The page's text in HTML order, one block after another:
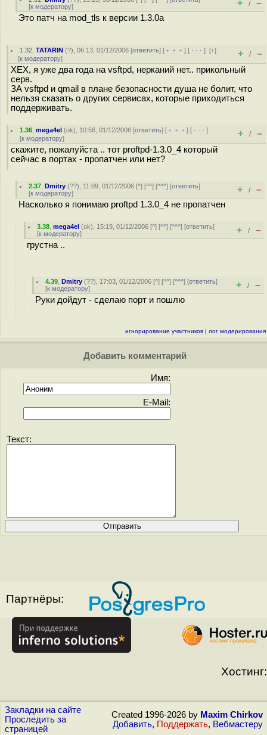
[к модератору] + / –
Это патч на mod_tls к версии 1.3.0a
1.32 ,TATARIN (?), 06:13, 01/12/2006 [ответить] [ ﹢﹢﹢] [ · · ·][↑]
[к модератору] + / –
ХЕХ, я уже два года на vsftpd, нерканий нет.. прикольный
серв.
ЗА vsftpd и qmail в плане безопасности душа не болит, что
нельзя сказать о других сервисах, которые приходиться
поддерживать.
1.36 ,mega4el (ok), 10:56, 01/12/2006 [ответить] [ ﹢﹢﹢] [ · · ·]
[к модератору] + / –
скажите, пожалуйста .. тот proftpd-1.3.0_4 который
сейчас в портах - пропатчен или нет?
2.37 ,Dmitry (??), 11:09, 01/12/2006 [^] [^^] [^^^] [ответить]
[к модератору] + / –
Насколько я понимаю proftpd 1.3.0_4 не пропатчен
3.38 ,mega4el (ok), 15:19, 01/12/2006 [^] [^^] [^^^] [ответить]
[к модератору] + / –
грустна ..
4.39 ,Dmitry (??), 17:03, 01/12/2006 [^] [^^] [^^^] [ответить]
[к модератору] + / –
Руки дойдут - сделаю порт и пошлю
игнорирование участников | лог модерирования
Добавить комментарий
Имя:
E-Mail:
Текст:
Партнёры:
Хостинг:
Закладки на сайте
Проследить за
страницей
Created 1996-2026 by Maxim Chirkov
Добавить, Поддержать, Вебмастеру